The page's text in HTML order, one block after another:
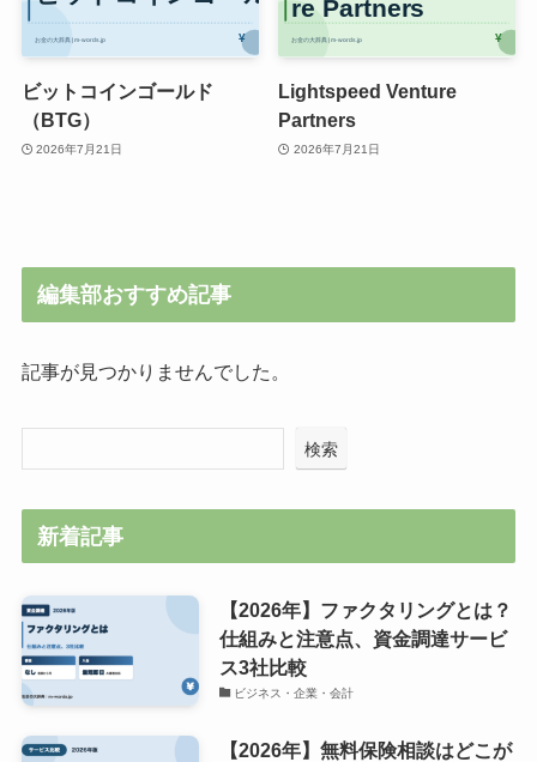
ビットコインゴールド
（BTG）
2026年7月21日
Lightspeed Venture
Partners
2026年7月21日
編集部おすすめ記事
記事が見つかりませんでした。
検索
新着記事
【2026年】ファクタリングとは？
仕組みと注意点、資金調達サービ
ス3社比較
ビジネス・企業・会計
【2026年】無料保険相談はどこが